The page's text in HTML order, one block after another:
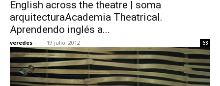
English across the theatre | soma
arquitecturaAcademia Theatrical.
Aprendendo inglés a...
veredes - 19 julio, 2012 68